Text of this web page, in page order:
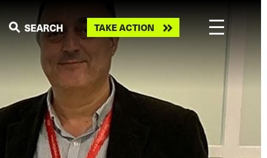
SEARCH
Take
action
TAKE ACTION